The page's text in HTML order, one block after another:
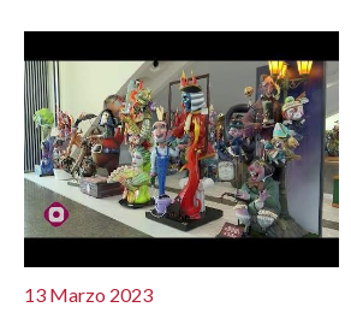
13 Marzo 2023